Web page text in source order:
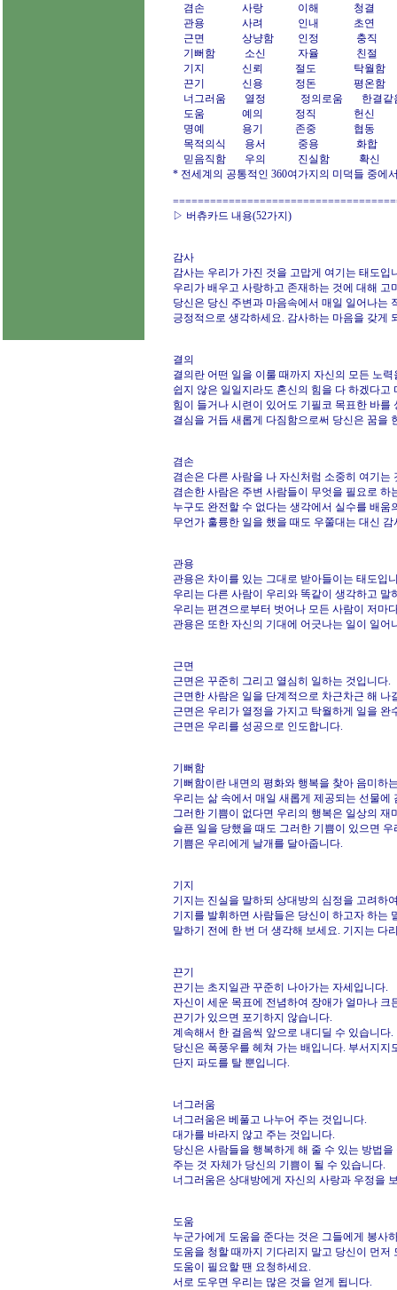
겸손 사랑 이해 청결
관용 사려 인내 초연
근면 상냥함 인정 충직
기뻐함 소신 자율 친절
기지 신뢰 절도 탁월함
끈기 신용 정돈 평온함
너그러움 열정 정의로움 한결같
도움 예의 정직 헌신
명예 용기 존중 협동
목적의식 용서 중용 화합
믿음직함 우의 진실함 확신
* 전세계의 공통적인 360여가지의 미덕들 중에
▷ 버츄카드 내용(52가지)
감사
감사는 우리가 가진 것을 고맙게 여기는 태도입
우리가 배우고 사랑하고 존재하는 것에 대해 고
당신은 당신 주변과 마음속에서 매일 일어나는
긍정적으로 생각하세요. 감사하는 마음을 갖게
결의
결의란 어떤 일을 이룰 때까지 자신의 모든 노
쉽지 않은 일일지라도 혼신의 힘을 다 하겠다고
힘이 들거나 시련이 있어도 기필코 목표한 바
결심을 거듭 새롭게 다짐함으로써 당신은 꿈을
겸손
겸손은 다른 사람을 나 자신처럼 소중히 여기는
겸손한 사람은 주변 사람들이 무엇을 필요로
누구도 완전할 수 없다는 생각에서 실수를 배움
무언가 훌륭한 일을 했을 때도 우쭐대는 대신
관용
관용은 차이를 있는 그대로 받아들이는 태도입
우리는 다른 사람이 우리와 똑같이 생각하고
우리는 편견으로부터 벗어나 모든 사람이 저마
관용은 또한 자신의 기대에 어긋나는 일이 일
근면
근면은 꾸준히 그리고 열심히 일하는 것입니다.
근면한 사람은 일을 단계적으로 차근차근 해 나
근면은 우리가 열정을 가지고 탁월하게 일을 완
근면은 우리를 성공으로 인도합니다.
기뻐함
기뻐함이란 내면의 평화와 행복을 찾아 음미하
우리는 삶 속에서 매일 새롭게 제공되는 선물에
그러한 기쁨이 없다면 우리의 행복은 일상의
슬픈 일을 당했을 때도 그러한 기쁨이 있으면
기쁨은 우리에게 날개를 달아줍니다.
기지
기지는 진실을 말하되 상대방의 심정을 고려하
기지를 발휘하면 사람들은 당신이 하고자 하는
말하기 전에 한 번 더 생각해 보세요. 기지는 다
끈기
끈기는 초지일관 꾸준히 나아가는 자세입니다.
자신이 세운 목표에 전념하여 장애가 얼마나
끈기가 있으면 포기하지 않습니다.
계속해서 한 걸음씩 앞으로 내디딜 수 있습니다.
당신은 폭풍우를 헤쳐 가는 배입니다. 부서지지
단지 파도를 탈 뿐입니다.
너그러움
너그러움은 베풀고 나누어 주는 것입니다.
대가를 바라지 않고 주는 것입니다.
당신은 사람들을 행복하게 해 줄 수 있는 방법
주는 것 자체가 당신의 기쁨이 될 수 있습니다.
너그러움은 상대방에게 자신의 사랑과 우정을
도움
누군가에게 도움을 준다는 것은 그들에게 봉사
도움을 청할 때까지 기다리지 말고 당신이 먼저
도움이 필요할 땐 요청하세요.
서로 도우면 우리는 많은 것을 얻게 됩니다.